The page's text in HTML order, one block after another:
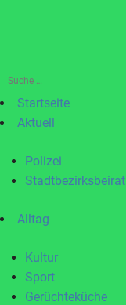
Suche
nach:Startseite
Aktuell
Polizei
Stadtbezirksbeirat
Alltag
Kultur
Sport
Gerüchteküche